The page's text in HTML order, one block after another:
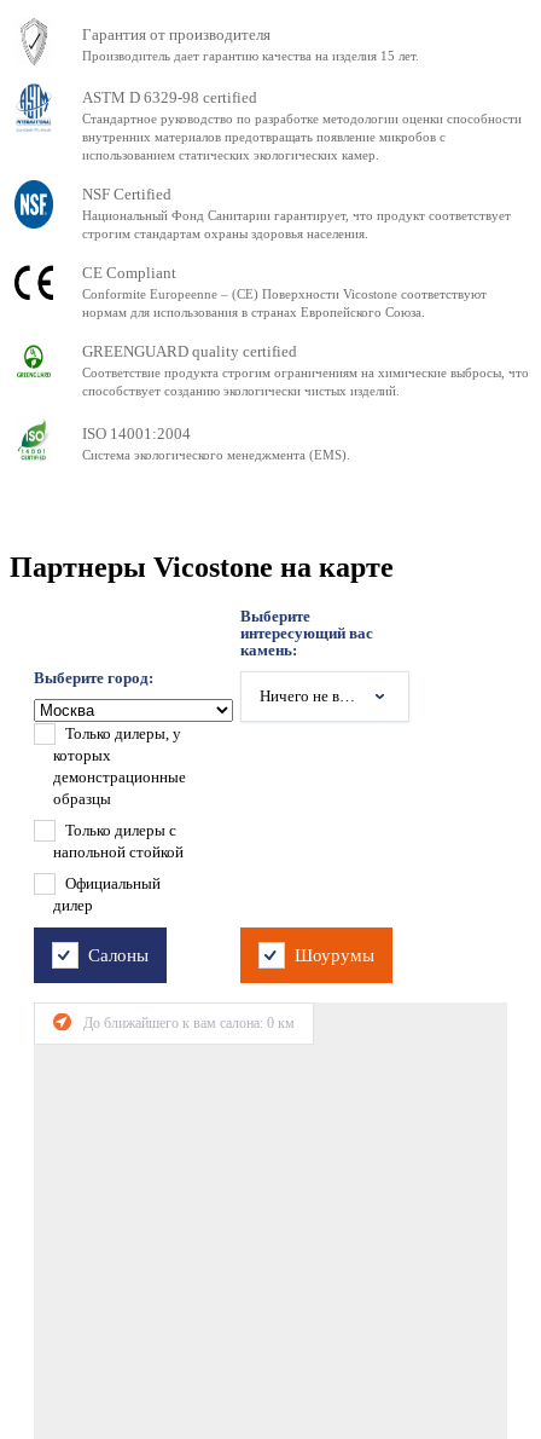
Гарантия от производителя
Производитель дает гарантию качества на изделия 15 лет.
ASTM D 6329-98 certified
Стандартное руководство по разработке методологии оценки способности
внутренних материалов предотвращать появление микробов с
использованием статических экологических камер.
NSF Certified
Национальный Фонд Санитарии гарантирует, что продукт соответствует
строгим стандартам охраны здоровья населения.
CE Compliant
Conformite Europeenne – (CE) Поверхности Vicostone соответствуют
нормам для использования в странах Европейского Союза.
GREENGUARD quality certified
Соответствие продукта строгим ограничениям на химические выбросы, что
способствует созданию экологически чистых изделий.
ISO 14001:2004
Система экологического менеджмента (EMS).
Партнеры Vicostone на карте
Выберите город:
Выберите
интересующий вас
камень:
Ничего не выбрано
Только дилеры, у
которых
демонстрационные
образцы
Только дилеры с
напольной стойкой
Официальный
дилер
Салоны Шоурумы
До ближайшего к вам салона: 0 км